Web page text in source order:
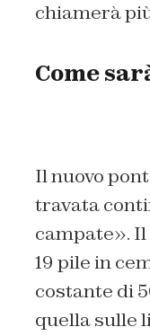
chiamerà
Come
Il nuovo
travata
campate».
19 pile in
costante di
quella sulle